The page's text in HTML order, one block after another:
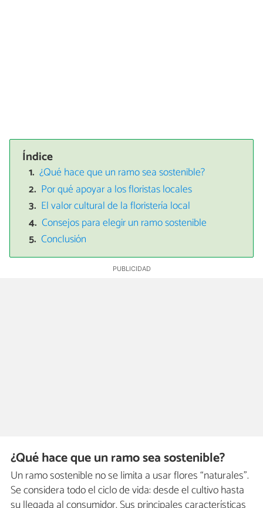
Índice
¿Qué hace que un ramo sea sostenible?
Por qué apoyar a los floristas locales
El valor cultural de la floristería local
Consejos para elegir un ramo sostenible
Conclusión
¿Qué hace que un ramo sea sostenible?
Un ramo sostenible no se limita a usar flores “naturales”.
Se considera todo el ciclo de vida: desde el cultivo hasta